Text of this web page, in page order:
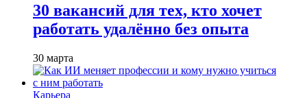
30 вакансий для тех, кто хочет
работать удалённо без опыта
30 марта
Карьера